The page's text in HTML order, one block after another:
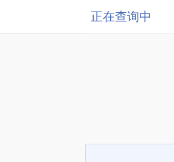
正在查询中